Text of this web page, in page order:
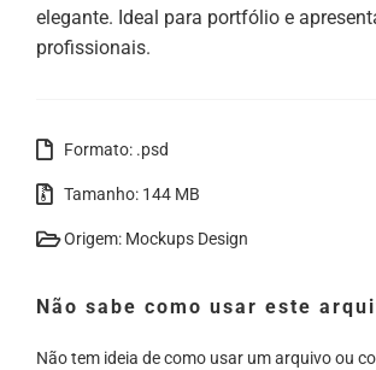
elegante. Ideal para portfólio e
profissionais.
Formato: .psd
Tamanho: 144 MB
Origem: Mockups Design
Não sabe como usar este
Não tem ideia de como usar um arquivo ou